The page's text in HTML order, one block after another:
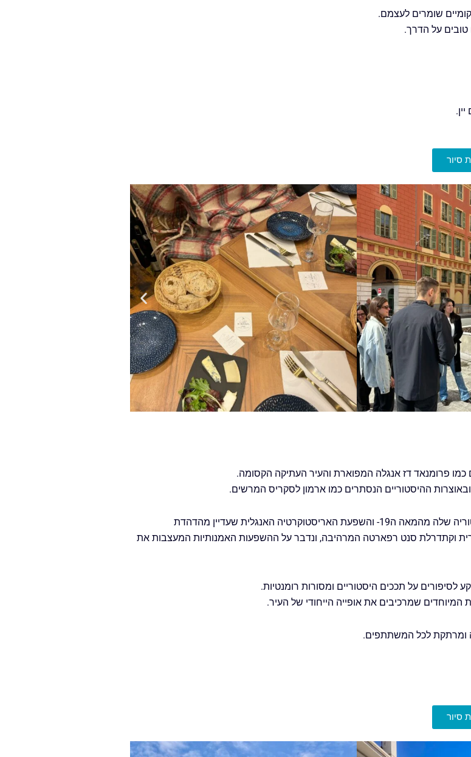
שומרים לעצמם.
טובים על הדרך.
סיור
כמו פרומנאד דז אנגלה המפוארת והעיר העתיקה הקסומה.
ההיסטוריים הנסתרים כמו ארמון לסקריס המרשים.
נמשיך את הסיור לאורך פרומנאד דז אנגלה האגדית, תוך כדי שנשמע סיפורים מההיסטוריה שלה מהמאה ה19- והשפעת האריסטוקרטיה האנגלית שעדיין מהדהדת
וקתדרלת סנט רפארטה המרהיבה, ונדבר על ההשפעות האמנותיות המעצבות את
על תככים היסטוריים ומסורות רומנטיות.
שמרכיבים את אופייה הייחודי של העיר.
ומרתקת לכל המשתתפים.
סיור